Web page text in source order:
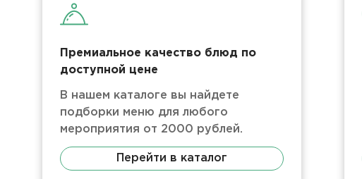
Премиальное качество блюд по
доступной цене
В нашем каталоге вы найдете
подборки меню для любого
мероприятия от 2000 рублей.
Перейти в каталог